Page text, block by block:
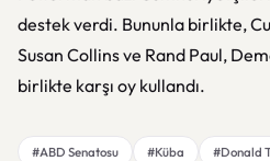
destek verdi. Bununla birlikte,
Susan Collins ve Rand Paul,
birlikte karşı oy kullandı.
#ABD Senatosu #Küba #Donald